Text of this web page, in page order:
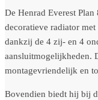
De Henrad Everest
decoratieve radiator
dankzij de 4 zij- en 4
aansluitmogelijkheden.
montagevriendelijk en
Bovendien biedt hij bij